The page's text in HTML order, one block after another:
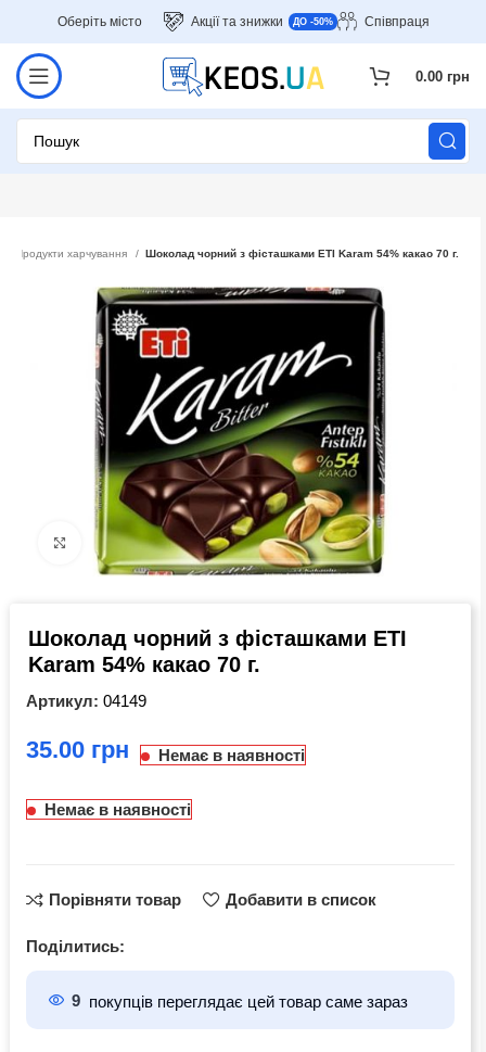
Оберіть місто Акції та знижки ДО -50% Співпраця
0.00 грн
Продукти харчування Шоколад чорний з фісташками ETI Karam 54% какао 70 г.
Click to enlarge
Шоколад чорний з фісташками ETI
Karam 54% какао 70 г.
Артикул: 04149
грн Немає в наявності
Немає в наявності
Порівняти товар Добавити в список
Поділитись:
9 покупців переглядає цей товар саме зараз